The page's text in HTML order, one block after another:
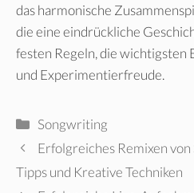
das harmonische
die eine eindrückliche
festen Regeln, die
und Experimentierfreude.
Kategorien
Songwriting
Erfolgreiches Remixen
Tipps und Kreative Techniken